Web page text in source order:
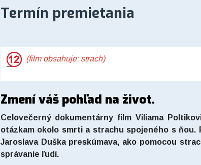
Termín premietania
(film obsahuje: strach)
Zmení váš pohľad na život.
Celovečerný dokumentárny film Viliama
otázkam okolo smrti a strachu spojeného s
Jaroslava Duška preskúmava, ako pomocou
správanie ľudí.